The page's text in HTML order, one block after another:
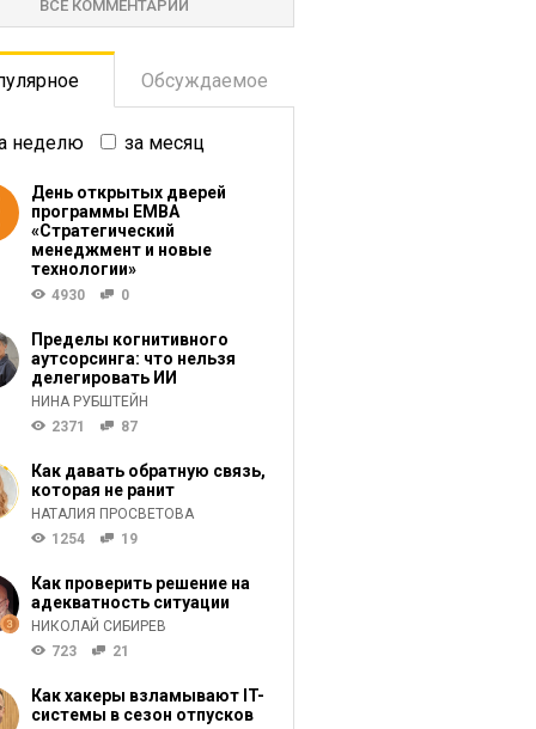
ВСЕ КОММЕНТАРИИ
Обсуждаемое
неделю за месяц
День открытых дверей
программы ЕМВА
«Стратегический
менеджмент и новые
технологии»
4930 0
Пределы когнитивного
аутсорсинга: что нельзя
делегировать ИИ
НИНА РУБШТЕЙН
2371
87
Как давать обратную связь,
которая не ранит
НАТАЛИЯ ПРОСВЕТОВА
1254
19
Как проверить решение на
адекватность ситуации
НИКОЛАЙ СИБИРЕВ
723
21
Как хакеры взламывают IT-
системы в сезон отпусков